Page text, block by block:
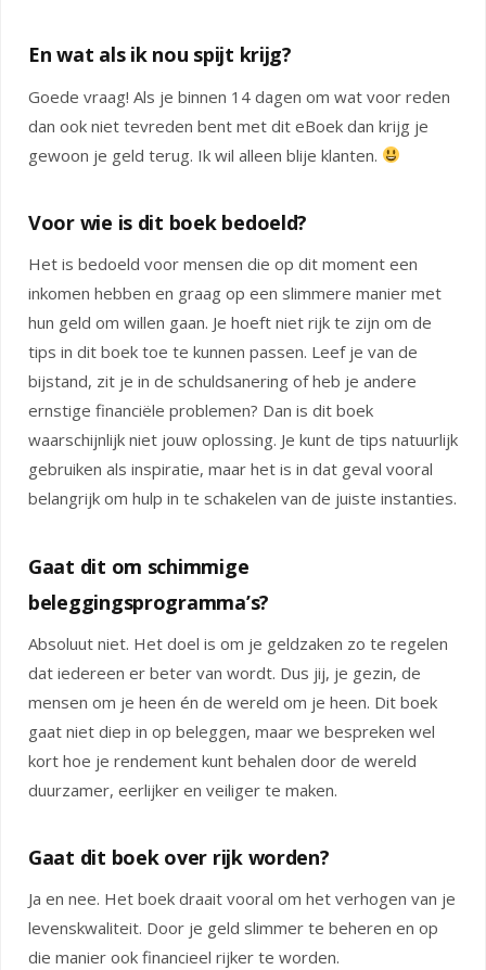
En wat als ik nou spijt krijg?
Goede vraag! Als je binnen 14 dagen om wat voor reden
dan ook niet tevreden bent met dit eBoek dan krijg je
gewoon je geld terug. Ik wil alleen blije klanten.
Voor wie is dit boek bedoeld?
Het is bedoeld voor mensen die op dit moment een
inkomen hebben en graag op een slimmere manier met
hun geld om willen gaan. Je hoeft niet rijk te zijn om de
tips in dit boek toe te kunnen passen. Leef je van de
bijstand, zit je in de schuldsanering of heb je andere
ernstige financiële problemen? Dan is dit boek
waarschijnlijk niet jouw oplossing. Je kunt de tips natuurlijk
gebruiken als inspiratie, maar het is in dat geval vooral
belangrijk om hulp in te schakelen van de juiste instanties.
Gaat dit om schimmige
beleggingsprogramma’s?
Absoluut niet. Het doel is om je geldzaken zo te regelen
dat iedereen er beter van wordt. Dus jij, je gezin, de
mensen om je heen én de wereld om je heen. Dit boek
gaat niet diep in op beleggen, maar we bespreken wel
kort hoe je rendement kunt behalen door de wereld
duurzamer, eerlijker en veiliger te maken.
Gaat dit boek over rijk worden?
Ja en nee. Het boek draait vooral om het verhogen van je
levenskwaliteit. Door je geld slimmer te beheren en op
die manier ook financieel rijker te worden.